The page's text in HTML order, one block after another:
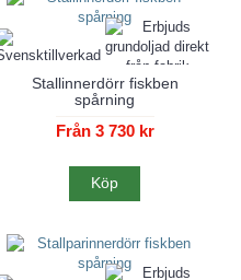
Stallinnerdörr fiskben
spårning
Från 3 730 kr
Köp